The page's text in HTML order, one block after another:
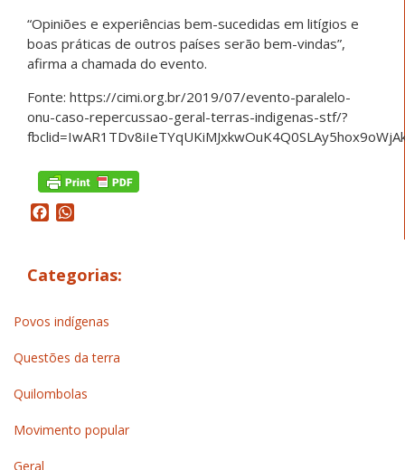
“Opiniões e experiências bem-sucedidas em litígios e
boas práticas de outros países serão bem-vindas”,
afirma a chamada do evento.
Fonte: https://cimi.org.br/2019/07/evento-paralelo-
onu-caso-repercussao-geral-terras-indigenas-stf/?
Facebook
Categorias:
Povos indígenas
Questões da terra
Quilombolas
Movimento popular
Geral